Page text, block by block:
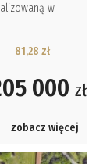
w
81,28 zł
000 zł
zobacz więcej